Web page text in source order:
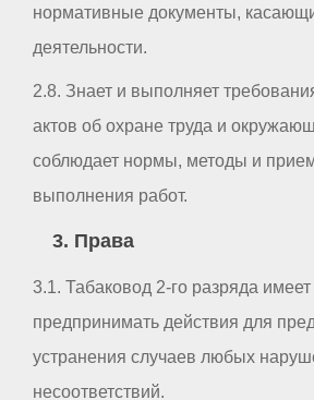
нормативные документы,
деятельности.
2.8. Знает и выполняет
актов об охране труда и
соблюдает нормы, методы и
выполнения работ.
3. Права
3.1. Табаковод 2-го разряда
предпринимать действия для
устранения случаев любых
несоответствий.